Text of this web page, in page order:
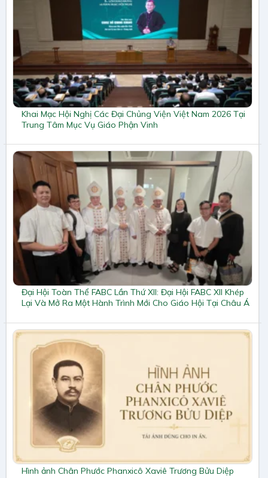
Khai Mạc Hội Nghị Các Đại Chủng Viện Việt Nam 2026 Tại
Trung Tâm Mục Vụ Giáo Phận Vinh
Đại Hội Toàn Thể FABC Lần Thứ XII: Đại Hội FABC XII Khép
Lại Và Mở Ra Một Hành Trình Mới Cho Giáo Hội Tại Châu Á
Hình ảnh Chân Phước Phanxicô Xaviê Trương Bửu Diệp